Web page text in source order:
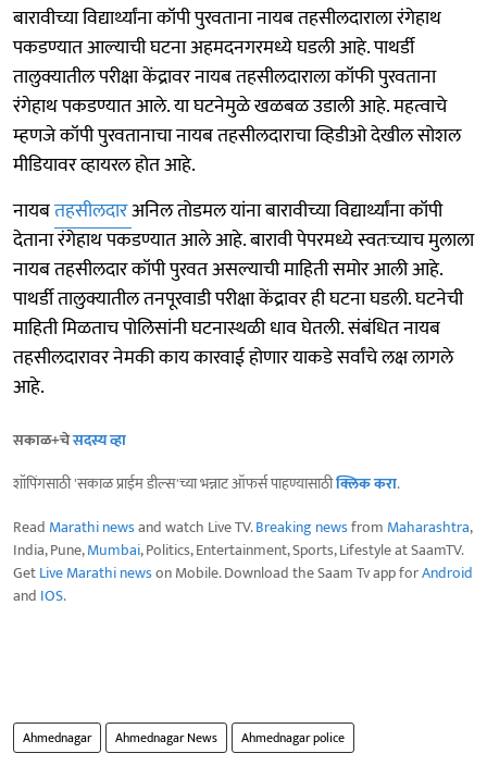
बारावीच्या विद्यार्थ्यांना कॉपी पुरवताना नायब तहसीलदाराला रंगेहाथ
पकडण्यात आल्याची घटना अहमदनगरमध्ये घडली आहे. पाथर्डी
तालुक्यातील परीक्षा केंद्रावर नायब तहसीलदाराला कॉफी पुरवताना
रंगेहाथ पकडण्यात आले. या घटनेमुळे खळबळ उडाली आहे. महत्वाचे
म्हणजे कॉपी पुरवतानाचा नायब तहसीलदाराचा व्हिडीओ देखील सोशल
मीडियावर व्हायरल होत आहे.
नायबतहसीलदारअनिल तोडमल यांना बारावीच्या विद्यार्थ्यांना कॉपी
देताना रंगेहाथ पकडण्यात आले आहे. बारावी पेपरमध्ये स्वतःच्याच मुलाला
नायब तहसीलदार कॉपी पुरवत असल्याची माहिती समोर आली आहे.
पाथर्डी तालुक्यातील तनपूरवाडी परीक्षा केंद्रावर ही घटना घडली. घटनेची
माहिती मिळताच पोलिसांनी घटनास्थळी धाव घेतली. संबंधित नायब
तहसीलदारावर नेमकी काय कारवाई होणार याकडे सर्वांचे लक्ष लागले
आहे.
सकाळ+चेसदस्य व्हा
शॉपिंगसाठी 'सकाळ प्राईम डील्स'च्या भन्नाट ऑफर्स पाहण्यासाठीक्लिक करा.
Read Marathi newsand watch Live TV.Breaking newsfrom Maharashtra,
India, Pune,Mumbai, Politics, Entertainment, Sports, Lifestyle at SaamTV.
GetLive Marathi newson Mobile. Download the Saam Tv app forAndroid
and IOS.
Ahmednagar Ahmednagar News Ahmednagar police